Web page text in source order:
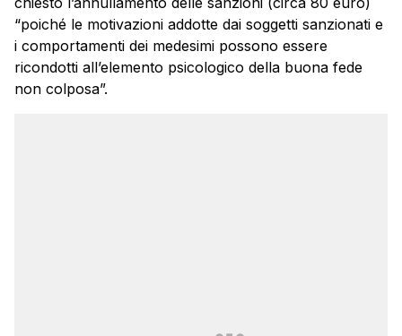
“poiché le motivazioni addotte dai soggetti sanzionati e
i comportamenti dei medesimi possono essere
ricondotti all’elemento psicologico della buona fede
non colposa”.